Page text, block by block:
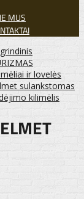
MUS
ir lovelės
sulankstomas
kilimėlis